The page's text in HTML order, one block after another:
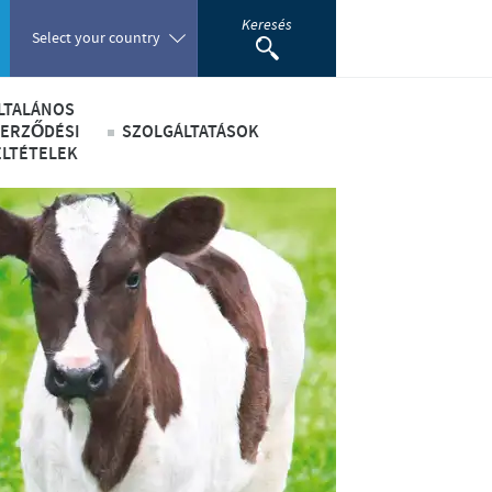
Select your country
Poland
Portugal
Romania
Russia
South Africa
Spain
Keresés
vonatkozó Általános Szerződési Feltételek és
SZOLGÁLTATÁSOK
Ceva Társállat Percek Hírlevél
Nyereményjáték szabályzat